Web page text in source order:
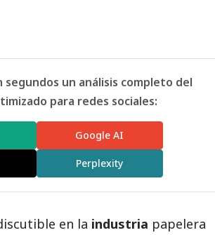
un análisis completo del
para redes sociales:
Google AI
Perplexity
en la industria papelera